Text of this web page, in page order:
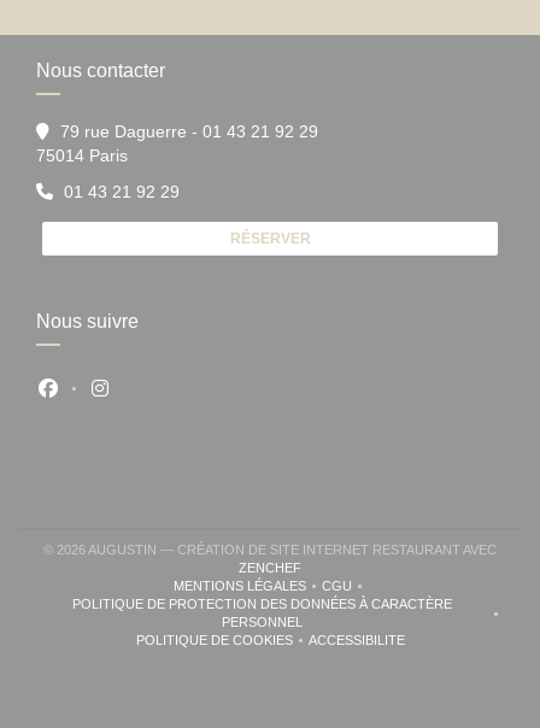
Nous contacter
79 rue Daguerre - 01 43 21 92 29
75014 Paris((ouvre une nouvelle fenêtre))
01 43 21 92 29
RÉSERVER
Nous suivre
Facebook ((ouvre une nouvelle fenêtre))
Instagram ((ouvre une nouvelle fenêtre))
© 2026 AUGUSTIN — CRÉATION DE SITE INTERNET RESTAURANT AVEC
ZENCHEF((OUVRE UNE NOUVELLE FENÊTRE))
MENTIONS LÉGALES((OUVRE UNE NOUVELLE FENÊTRE))
CGU((OUVRE UNE NOUVELLE
POLITIQUE DE PROTECTION DES DONNÉES À CARACTÈRE
PERSONNEL((OUVRE UNE NOUVELLE FENÊTRE))
POLITIQUE DE COOKIES((OUVRE UNE NOUVELLE FENÊTRE))
ACCESSIBILITE((OUVRE UNE NOUVELLE